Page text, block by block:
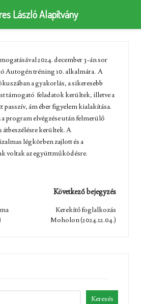
2024. december 3-án sor
Autogén tréning 10. alkalmára. A
a gyakorlás, a sikeresebb
támogató feladatok kerültek, illetve a
ám éber figyelem kialakítása.
a program elvégzése után felmerülő
átbeszélésre kerültek. A
légkörben zajlott és a
voltak az együttműködésre.
Következő bejegyzés
Kerekítő foglalkozás
Moholon (2024.12.04.)
Keresés
László Alapítvány